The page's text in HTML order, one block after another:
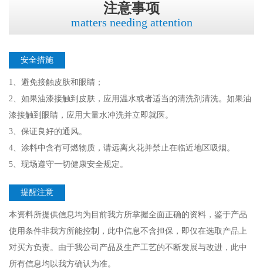
注意事项
matters needing attention
安全措施
1、避免接触皮肤和眼睛；
2、如果油漆接触到皮肤，应用温水或者适当的清洗剂清洗。如果油
漆接触到眼睛，应用大量水冲洗并立即就医。
3、保证良好的通风。
4、涂料中含有可燃物质，请远离火花并禁止在临近地区吸烟。
5、现场遵守一切健康安全规定。
提醒注意
本资料所提供信息均为目前我方所掌握全面正确的资料，鉴于产品
使用条件非我方所能控制，此中信息不含担保，即仅在选取产品上
对买方负责。由于我公司产品及生产工艺的不断发展与改进，此中
所有信息均以我方确认为准。